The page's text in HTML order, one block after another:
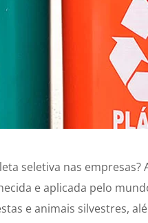
seletiva nas
e aplicada pelo
e animais silvestres,